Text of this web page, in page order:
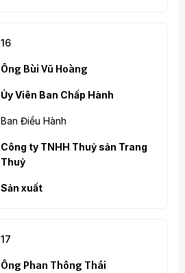
16
Ông Bùi Vũ Hoàng
Ủy Viên Ban Chấp Hành
Ban Điều Hành
Công ty TNHH Thuỷ sản Trang
Thuỷ
Sản xuất
17
Ông Phan Thông Thái